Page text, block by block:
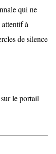
qui ne
à
de silence
sur le portail